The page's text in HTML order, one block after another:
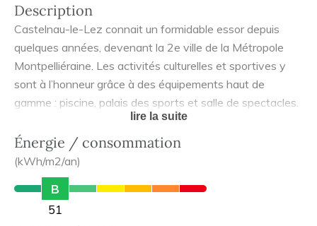
Description
Castelnau-le-Lez connait un formidable essor depuis
quelques années, devenant la 2e ville de la Métropole
Montpelliéraine. Les activités culturelles et sportives y
sont à l’honneur grâce à des équipements haut de
gamme : piscine, palais des sports et salle de spectacles.
La ville a su offrir des services à la hauteur des besoins
de chacun avec une clinique moderne, des écoles,
collèges et lycées. C’est une commune prisée et pleine de
charme à 15 mn de Montpellier, de l’aéroport et des
gares SNCF.
lire la suite
Énergie / consommation
(kWh/m2/an)
B
51